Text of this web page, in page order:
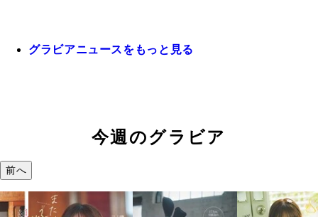
グラビアニュースをもっと見る
今週のグラビア
前へ